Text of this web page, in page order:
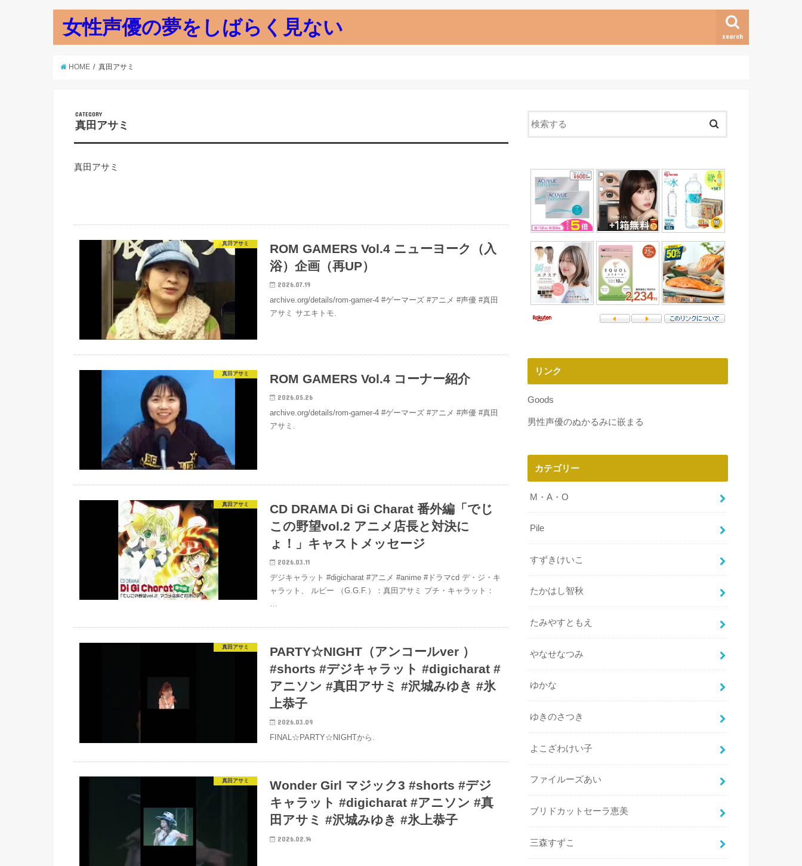
女性声優の夢をしばらく見ない search
HOME 真田アサミ
CATEGORY
真田アサミ
真田アサミ
真田アサミ
ROM GAMERS Vol.4 ニューヨーク（入
浴）企画（再UP）
2026.07.19
archive.org/details/rom-gamer-4 #ゲーマーズ #アニメ #声優 #真田
アサミ サエキトモ.
真田アサミ ROM GAMERS Vol.4 コーナー紹介
2026.05.26
archive.org/details/rom-gamer-4 #ゲーマーズ #アニメ #声優 #真田
アサミ.
真田アサミ
CD DRAMA Di Gi Charat 番外編「でじ
この野望vol.2 アニメ店長と対決に
ょ！」キャストメッセージ
2026.03.11
デジキャラット #digicharat #アニメ #anime #ドラマcd デ・ジ・キ
ャラット、 ルビー （G.G.F.）：真田アサミ プチ・キャラット：
真田アサミ
PARTY☆NIGHT（アンコールver ）
#shorts #デジキャラット #digicharat #
アニソン #真田アサミ #沢城みゆき #氷
上恭子
2026.03.09
FINAL☆PARTY☆NIGHTから.
真田アサミ
Wonder Girl マジック3 #shorts #デジ
キャラット #digicharat #アニソン #真
田アサミ #沢城みゆき #氷上恭子
2026.02.14
リンク
Goods
男性声優のぬかるみに嵌まる
カテゴリー
M・A・O
Pile
すずきけいこ
たかはし智秋
たみやすともえ
やなせなつみ
ゆかな
ゆきのさつき
よこざわけい子
ファイルーズあい
ブリドカットセーラ恵美
三森すずこ